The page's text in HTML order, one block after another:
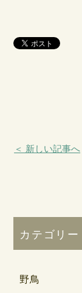
＜ 新しい記事へ
カテゴリー
野鳥